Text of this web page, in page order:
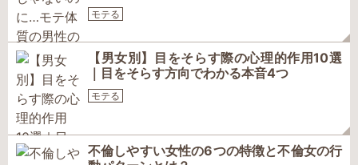
モテる
【男女別】目をそらす際の心理的作用10選
｜目をそらす方向でわかる本音4つ
モテる
不倫しやすい女性の6つの特徴と不倫女の行